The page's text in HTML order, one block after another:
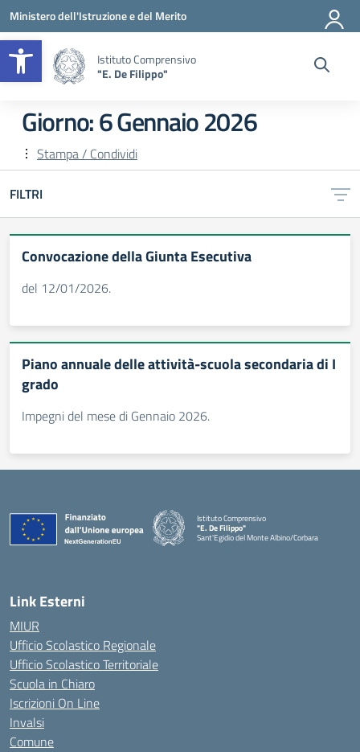
Apri la barra degli strumenti
Vai ai contenuti
Vai al menu di navigazione
Vai al footer
Ministero dell'Istruzione e del Merito
Istituto Comprensivo
"E. De Filippo"
Giorno:6 Gennaio 2026
Stampa / Condividi
FILTRI
Convocazione della Giunta Esecutiva
del 12/01/2026.
Piano annuale delle attività-scuola secondaria di I
grado
Impegni del mese di Gennaio 2026.
Istituto Comprensivo
"E. De Filippo"
Sant'Egidio del Monte Albino/Corbara
Link Esterni
MIUR
Ufficio Scolastico Regionale
Ufficio Scolastico Territoriale
Scuola in Chiaro
Iscrizioni On Line
Invalsi
Comune